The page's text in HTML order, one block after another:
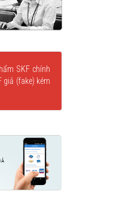
SKF chính
giả (fake) kém